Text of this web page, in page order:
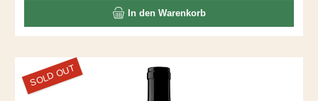
In den Warenkorb
SOLD OUT